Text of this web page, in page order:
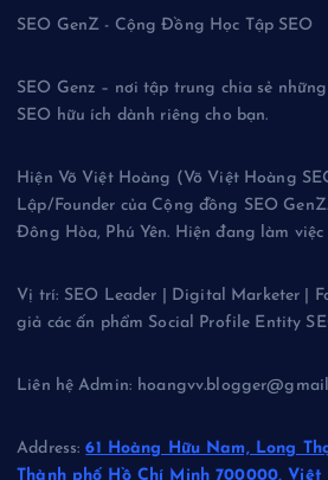
SEO GenZ - Cộng Đồng Học Tập SEO
SEO Genz – nơi tập trung chia sẻ
SEO hữu ích dành riêng cho bạn.
Hiện Võ Việt Hoàng (Võ Việt Hoàng
Lập/Founder của Cộng đồng SEO
Đông Hòa, Phú Yên. Hiện đang làm
Vị trí: SEO Leader | Digital Marketer |
giả các ấn phẩm Social Profile Entity
Liên hệ Admin:
Address:61 Hoàng Hữu Nam, Long
Thành phố Hồ Chí Minh 700000, Việt